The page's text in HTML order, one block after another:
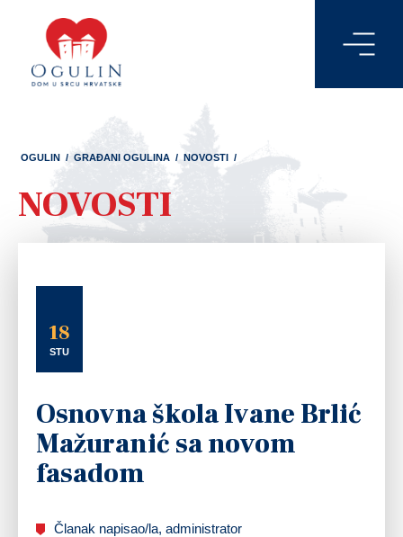
OGULIN / GRAĐANI OGULINA / NOVOSTI /
NOVOSTI
18
STU
Osnovna škola Ivane Brlić
Mažuranić sa novom
fasadom
Članak napisao/la, administrator